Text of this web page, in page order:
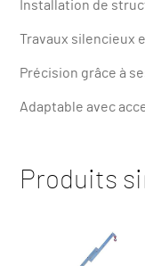
Installation de
Travaux silencieux
Précision grâce à
Adaptable avec
Produits